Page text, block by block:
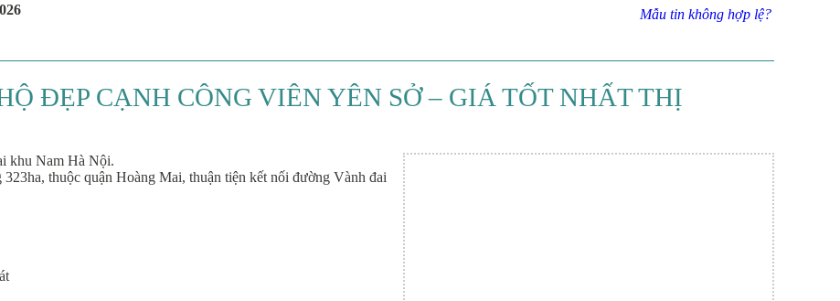
Mẫu tin không hợp lệ?
ĐẸP CẠNH CÔNG VIÊN YÊN SỞ – GIÁ TỐT NHẤT THỊ
khu Nam Hà Nội.
thuộc quận Hoàng Mai, thuận tiện kết nối đường Vành đai